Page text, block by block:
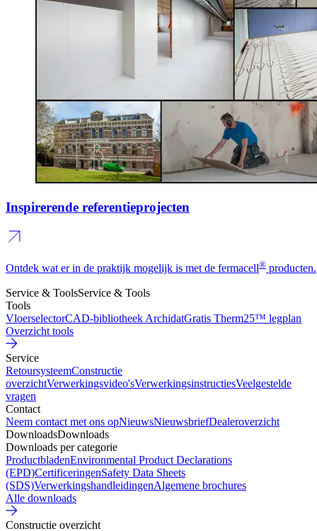
Inspirerende referentieprojecten
Ontdek wat er in de praktijk mogelijk is met de fermacell® producten.
Service & ToolsService & Tools
Tools
VloerselectorCAD-bibliotheek ArchidatGratis Therm25™ legplan
Overzicht tools
Service
RetoursysteemConstructie
overzichtVerwerkingsvideo'sVerwerkingsinstructiesVeelgestelde
vragen
Contact
Neem contact met ons opNieuwsNieuwsbriefDealeroverzicht
DownloadsDownloads
Downloads per categorie
ProductbladenEnvironmental Product Declarations
(EPD)CertificeringenSafety Data Sheets
(SDS)VerwerkingshandleidingenAlgemene brochures
Alle downloads
Constructie overzicht